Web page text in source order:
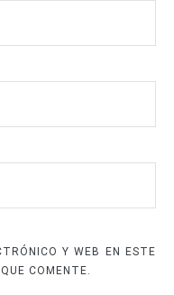
Y WEB EN ESTE
COMENTE.